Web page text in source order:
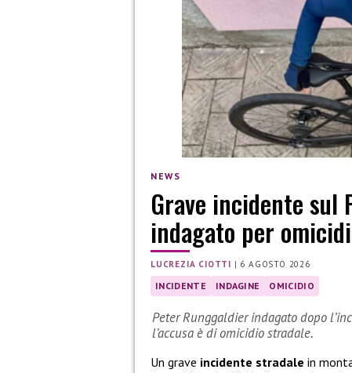
NEWS
Grave incidente sul
indagato per
LUCREZIA CIOTTI | 6 AGOSTO 2026
INCIDENTE INDAGINE OMICIDIO
Peter Runggaldier indagato dopo
l’accusa è di omicidio stradale.
Un grave incidente stradale in